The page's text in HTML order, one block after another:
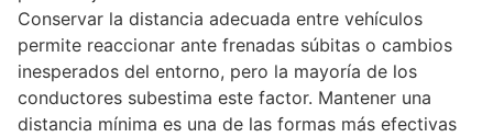
Conservar la distancia adecuada entre vehículos
permite reaccionar ante frenadas súbitas o cambios
inesperados del entorno, pero la mayoría de los
conductores subestima este factor. Mantener una
distancia mínima es una de las formas más efectivas